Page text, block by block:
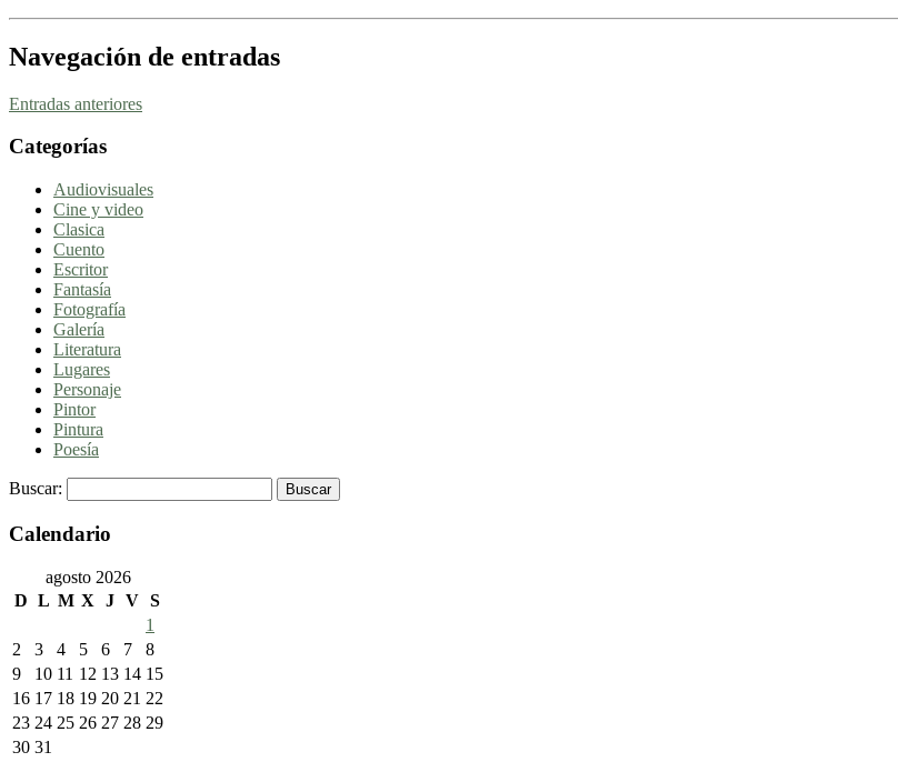
Navegación de entradas
Entradas anteriores
Categorías
Audiovisuales
Cine y video
Clasica
Cuento
Escritor
Fantasía
Fotografía
Galería
Literatura
Lugares
Personaje
Pintor
Pintura
Poesía
Buscar:
Calendario
agosto 2026
D L M X J V S
1
2
3 4 5 6 7
8
9
10 11 12 13 14 15
16 17 18 19 20 21 22
23 24 25 26 27 28 29
30 31